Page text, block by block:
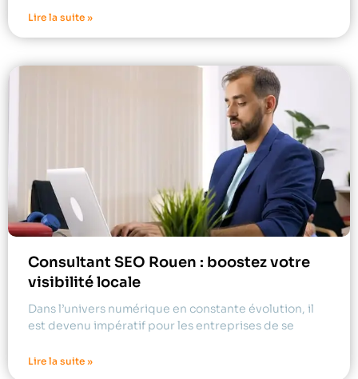
Lire la suite »
Consultant SEO Rouen : boostez votre
visibilité locale
Dans l’univers numérique en constante évolution, il
est devenu impératif pour les entreprises de se
Lire la suite »